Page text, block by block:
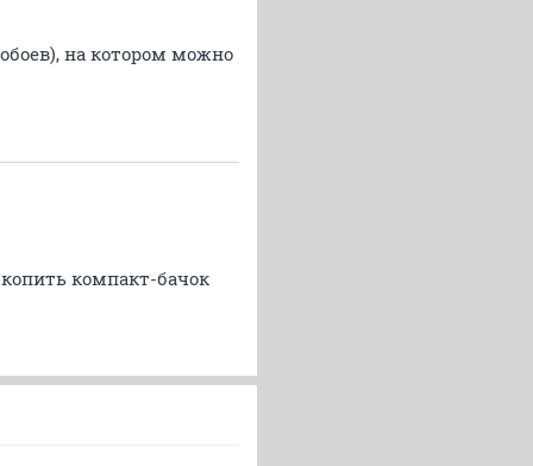
на котором можно
компакт-бачок